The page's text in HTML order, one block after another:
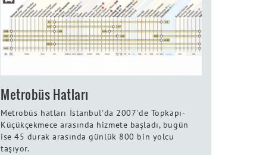
Metrobüs Hatları
Metrobüs hatları İstanbul'da 2007'de Topkapı-
Küçükçekmece arasında hizmete başladı, bugün
ise 45 durak arasında günlük 800 bin yolcu
taşıyor.